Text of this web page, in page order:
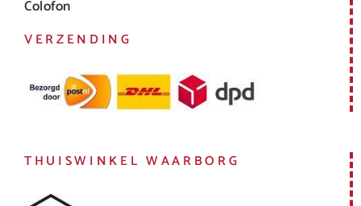
Colofon
VERZENDING
THUISWINKEL WAARBORG